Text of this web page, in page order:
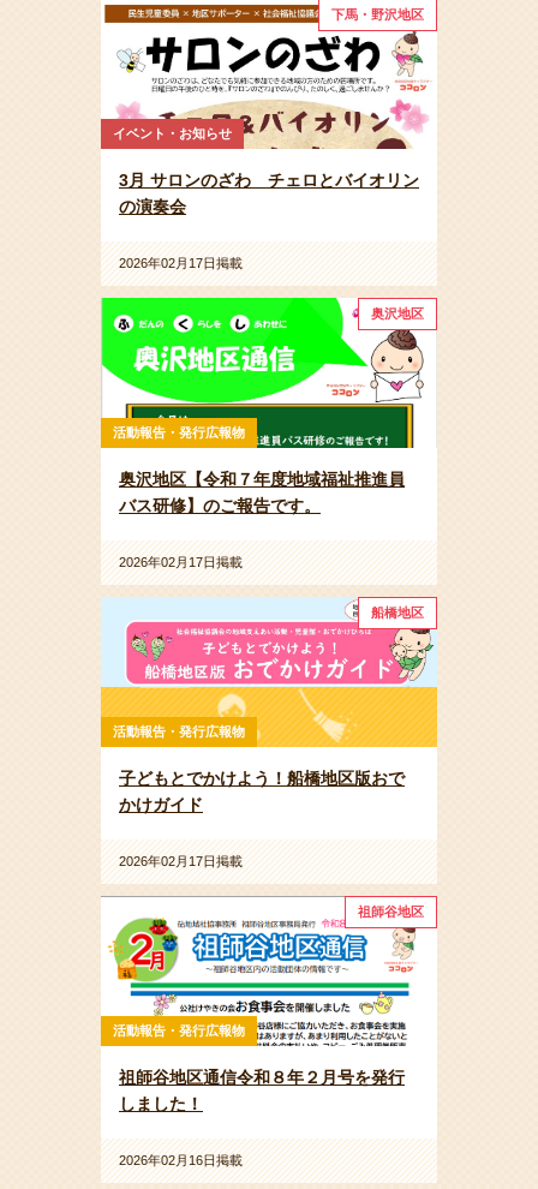
下馬・野沢地区
イベント・お知らせ
3月 サロンのざわ チェロとバイオリン
の演奏会
2026年02月17日掲載
奥沢地区
活動報告・発行広報物
奥沢地区【令和７年度地域福祉推進員
バス研修】のご報告です。
2026年02月17日掲載
船橋地区
活動報告・発行広報物
子どもとでかけよう！船橋地区版おで
かけガイド
2026年02月17日掲載
祖師谷地区
活動報告・発行広報物
祖師谷地区通信令和８年２月号を発行
しました！
2026年02月16日掲載